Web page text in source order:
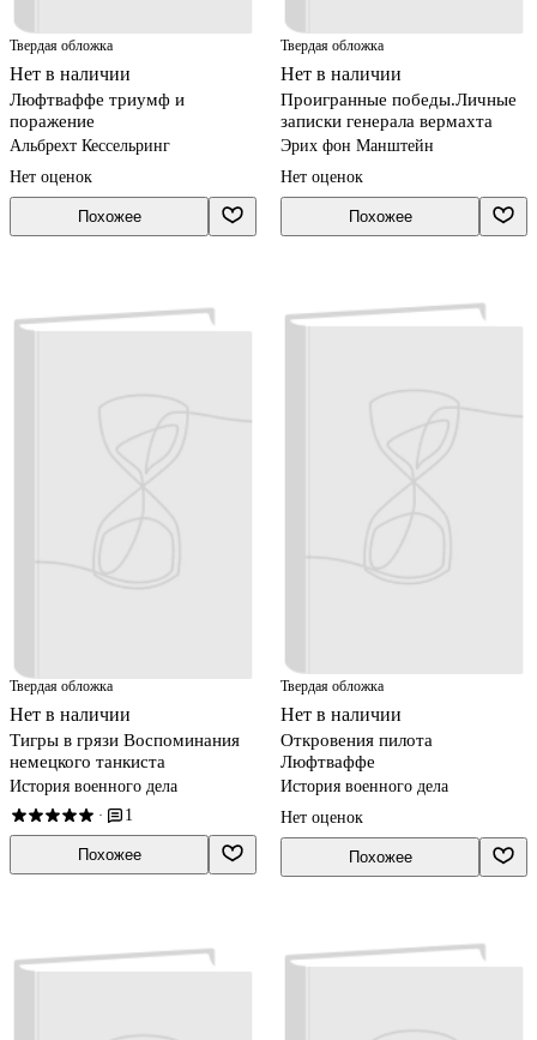
Твердая обложка
Нет в наличии
Люфтваффе триумф и
поражение
Альбрехт Кессельринг
Нет оценок
Похожее
Твердая обложка
Нет в наличии
Проигранные победы.Личные
записки генерала вермахта
Эрих фон Манштейн
Нет оценок
Похожее
Твердая обложка
Нет в наличии
Тигры в грязи Воспоминания
немецкого танкиста
История военного дела
· 1
Похожее
Твердая обложка
Нет в наличии
Откровения пилота
Люфтваффе
История военного дела
Нет оценок
Похожее